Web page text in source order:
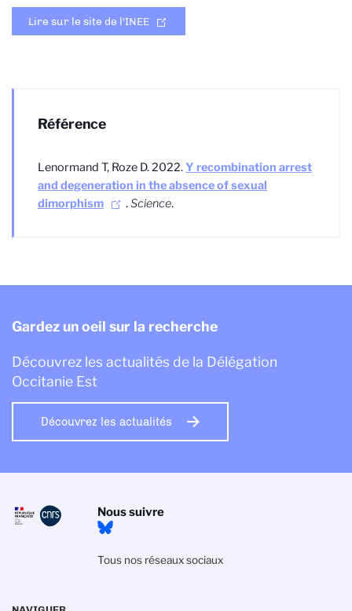
Lire sur le site de l'INEE
Référence
Lenormand T, Roze D. 2022.Y recombination arrest
and degeneration in the absence of sexual
dimorphism
.Science.
Gardez un oeil sur la recherche
Découvrez les actualités de la Délégation
Occitanie Est
Découvrez les actualités
Nous suivre
Tous nos réseaux sociaux